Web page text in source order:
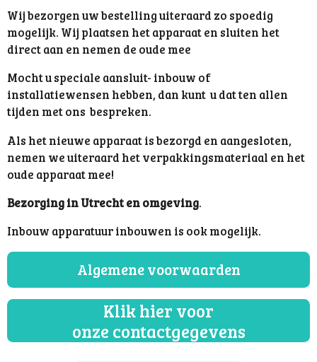
Wij bezorgen uw bestelling uiteraard zo spoedig
mogelijk. Wij plaatsen het apparaat en sluiten het
direct aan en nemen de oude mee
Mocht u speciale aansluit- inbouw of
installatiewensen hebben, dan kunt u dat ten allen
tijden met ons bespreken.
Als het nieuwe apparaat is bezorgd en aangesloten,
nemen we uiteraard het verpakkingsmateriaal en het
oude apparaat mee!
Bezorging in Utrecht en omgeving.
Inbouw apparatuur inbouwen is ook mogelijk.
Algemene voorwaarden
Klik hier voor
onze contactgegevens